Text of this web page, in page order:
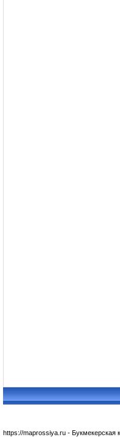
https://maprossiya.ru - Букмекерская